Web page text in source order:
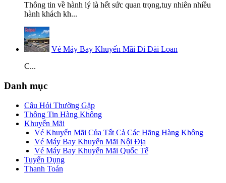
Thông tin về hành lý là hết sức quan trọng,tuy nhiên nhiều
hành khách kh...
Vé Máy Bay Khuyến Mãi Đi Đài Loan
C...
Danh mục
Câu Hỏi Thường Gặp
Thông Tin Hàng Không
Khuyến Mãi
Vé Khuyến Mãi Của Tất Cả Các Hãng Hàng Không
Vé Máy Bay Khuyến Mãi Nội Địa
Vé Máy Bay Khuyến Mãi Quốc Tế
Tuyển Dụng
Thanh Toán